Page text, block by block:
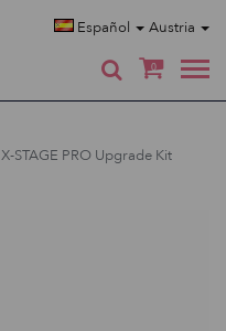
Español Austria
0
X-STAGE PRO Upgrade Kit